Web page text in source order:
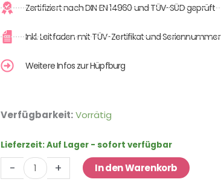
Zertifiziert nach DIN EN 14960 und TÜV-SÜD geprüft
Inkl. Leitfaden mit TÜV-Zertifikat und Seriennummer
Weitere Infos zur Hüpfburg
Verfügbarkeit:Vorrätig
Lieferzeit:Auf Lager - sofort verfügbar
-
Hüpfburg
Menge
+ In den Warenkorb